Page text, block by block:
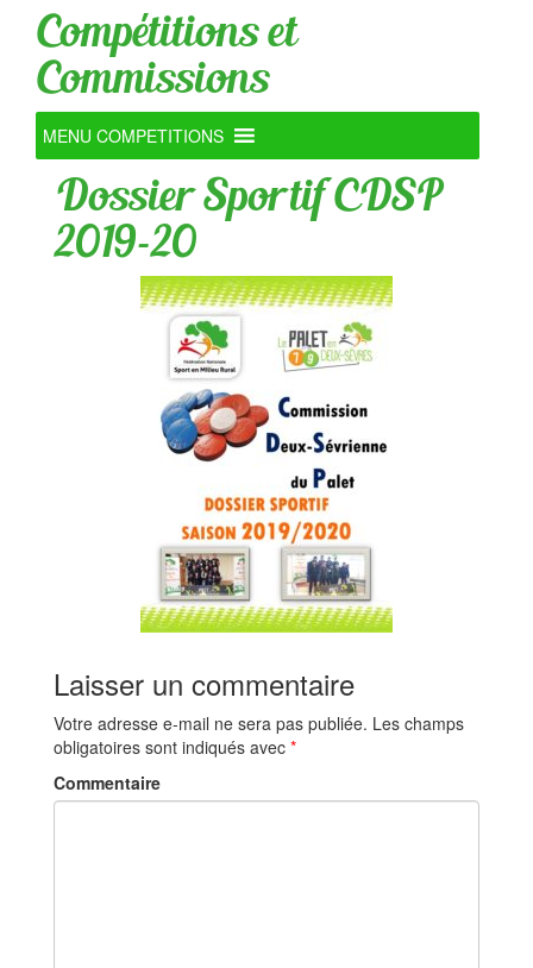
Compétitions et
Commissions
MENU COMPETITIONS
Dossier Sportif CDSP
2019-20
Laisser un commentaire
Votre adresse e-mail ne sera pas publiée. Les champs
obligatoires sont indiqués avec *
Commentaire